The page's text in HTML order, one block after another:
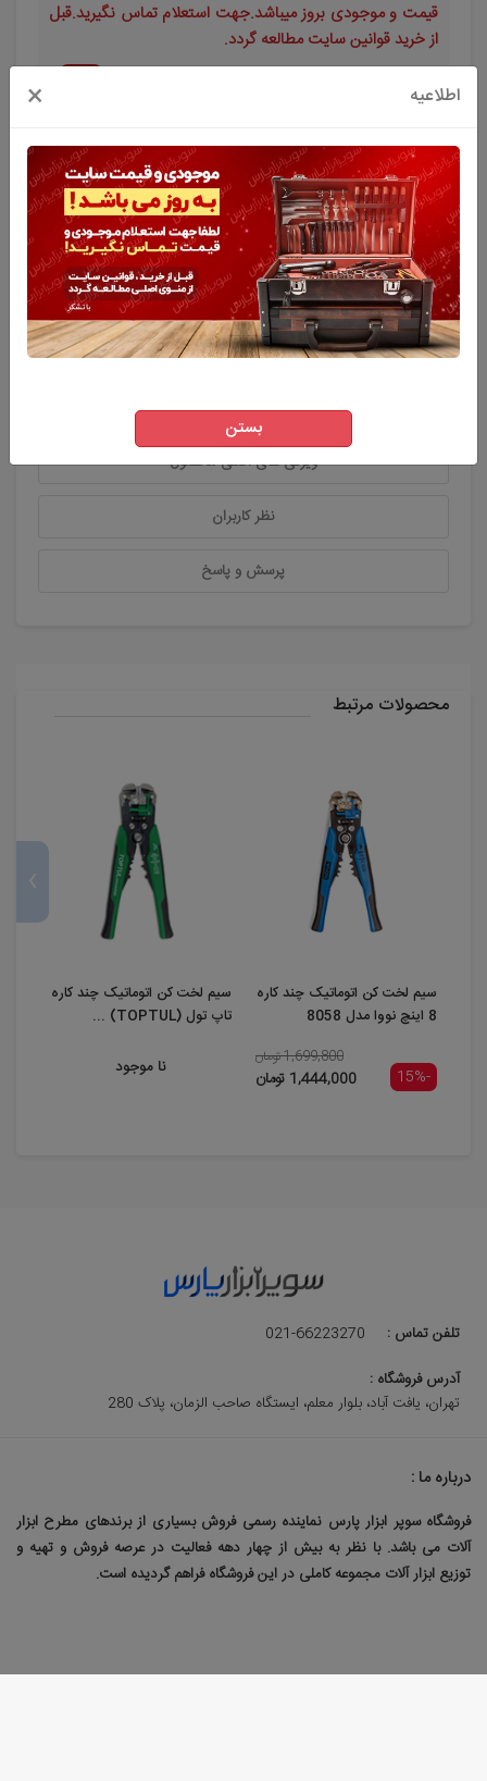
افزودن به سبد خرید
قیمت و موجودی بروز میباشد.جهت استعلام تماس نگیرید.قبل
از خرید قوانین سایت مطالعه گردد.
توضیحات
ویژگی های اصلی محصول
نظر کاربران
پرسش و پاسخ
محصولات مرتبط
سیم لخت کن اتوماتیک چند کاره
8 اینچ نووا مدل 8058
-15%
1,699,800 تومان
1,444,000 تومان
سیم لخت کن اتوماتیک چند کاره
تاپ تول (TOPTUL) ...
نا موجود
›
تلفن تماس :
021-66223270
آدرس فروشگاه :
تهران، یافت آباد، بلوار معلم، ایستگاه صاحب الزمان، پلاک 280
درباره ما :
فروشگاه سوپر ابزار پارس نماینده رسمی فروش بسیاری از برندهای مطرح ابزار
آلات می باشد. با نظر به بیش از چهار دهه فعالیت در عرصه فروش و تهیه و
توزیع ابزار آلات مجموعه کاملی در این فروشگاه فراهم گردیده است.
اطلاعیه ×
بستن